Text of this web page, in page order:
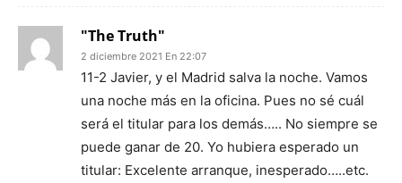
"The Truth"
2 diciembre 2021 En 22:07
11-2 Javier, y el Madrid salva la noche. Vamos
una noche más en la oficina. Pues no sé cuál
será el titular para los demás….. No siempre se
puede ganar de 20. Yo hubiera esperado un
titular: Excelente arranque, inesperado…..etc.